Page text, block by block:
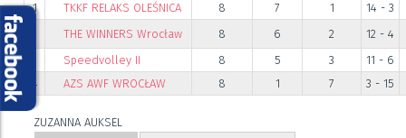
1 TKKF RELAKS OLEŚNICA 8 7 1
14 - 3
THE WINNERS Wrocław 8 6 2
12 - 4
Speedvolley II 8 5 3
11 - 6
4
AZS AWF WROCŁAW 8 1 7 3 - 15
ZUZANNA AUKSEL